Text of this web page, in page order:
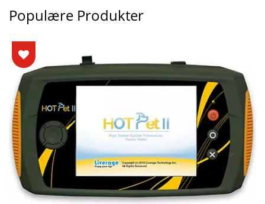
Populære Produkter